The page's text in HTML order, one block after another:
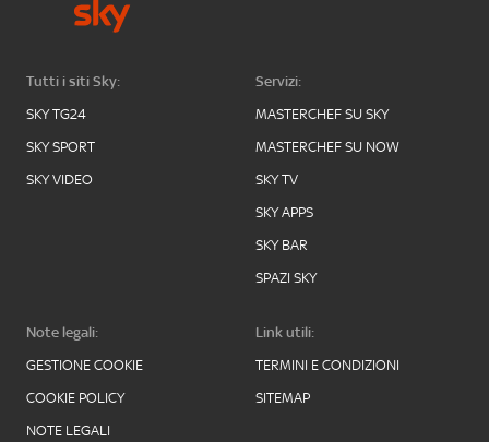
Tutti i siti Sky:
SKY TG24
SKY SPORT
SKY VIDEO
Servizi:
MASTERCHEF SU SKY
MASTERCHEF SU NOW
SKY TV
SKY APPS
SKY BAR
SPAZI SKY
Note legali:
GESTIONE COOKIE
COOKIE POLICY
NOTE LEGALI
Link utili:
TERMINI E CONDIZIONI
SITEMAP